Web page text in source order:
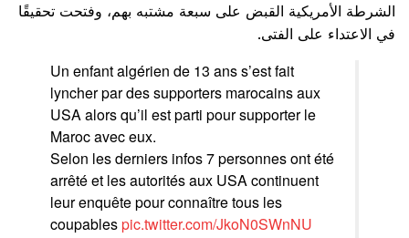
الشرطة الأمريكية القبض على سبعة مشتبه بهم، وفتحت تحقيقًا
في الاعتداء على الفتى.
Un enfant algérien de 13 ans s’est fait
lyncher par des supporters marocains aux
USA alors qu’il est parti pour supporter le
Maroc avec eux.
Selon les derniers infos 7 personnes ont été
arrêté et les autorités aux USA continuent
leur enquête pour connaître tous les
coupablespic.twitter.com/JkoN0SWnNU